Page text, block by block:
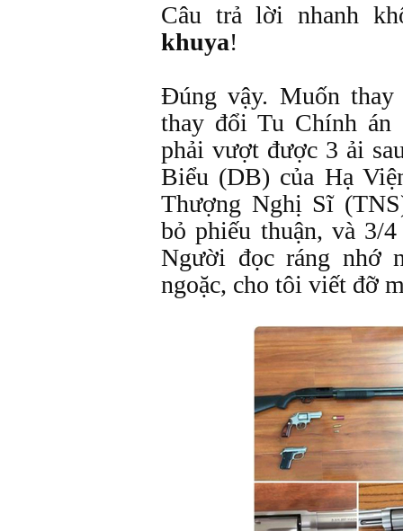
Câu trả lời nhanh
khuya!
Đúng vậy. Muốn
thay đổi Tu Chính án
phải vượt được 3 ải
Biểu (DB) của Hạ
Thượng Nghị Sĩ
bỏ phiếu thuận, và 3/
Người đọc ráng nhớ
ngoặc, cho tôi viết đỡ